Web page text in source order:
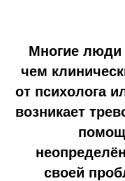
Многие люди
чем
от психолога
возникает
своей